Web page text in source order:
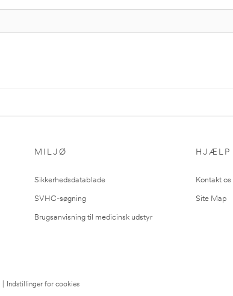
MILJØ
Sikkerhedsdatablade
SVHC-søgning
Brugsanvisning til medicinsk udstyr
HJÆLP
Kontakt os
Site Map
Indstillinger for cookies